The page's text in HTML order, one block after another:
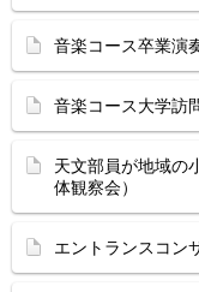
音楽コース卒業演
音楽コース大学訪
天文部員が地域の
体観察会）
エントランスコン